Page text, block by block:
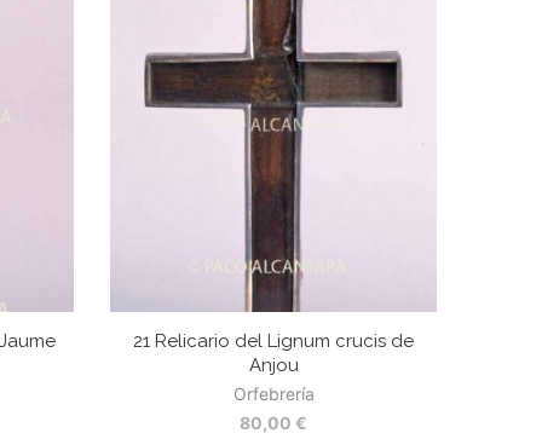
21 Relicario del Lignum crucis de
Anjou
Orfebrería
80,00 €